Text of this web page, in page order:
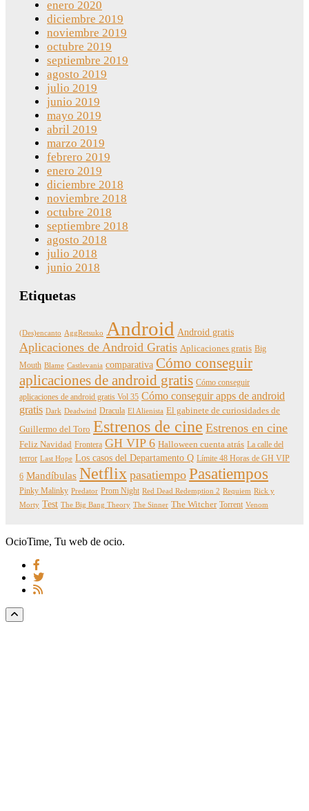
enero 2020
diciembre 2019
noviembre 2019
octubre 2019
septiembre 2019
agosto 2019
julio 2019
junio 2019
mayo 2019
abril 2019
marzo 2019
febrero 2019
enero 2019
diciembre 2018
noviembre 2018
octubre 2018
septiembre 2018
agosto 2018
julio 2018
junio 2018
Etiquetas
(Des)encanto AggRetsuko Android Android gratis
Aplicaciones de Android Gratis Aplicaciones gratis Big
Mouth Blame Castlevania comparativa Cómo conseguir
aplicaciones de android gratis Cómo conseguir
aplicaciones de android gratis Vol 35 Cómo conseguir apps de android
gratis Dark Deadwind Dracula El Alienista El gabinete de curiosidades de
Guillermo del Toro Estrenos de cine Estrenos en cine
Feliz Navidad Frontera GH VIP 6 Halloween cuenta atrás La calle del
terror Last Hope Los casos del Departamento Q Límite 48 Horas de GH VIP
6 Mandíbulas Netflix pasatiempo Pasatiempos
Pinky Malinky Predator Prom Night Red Dead Redemption 2 Requiem Rick y
Morty Test The Big Bang Theory The Sinner The Witcher Torrent Venom
OcioTime, Tu web de ocio.